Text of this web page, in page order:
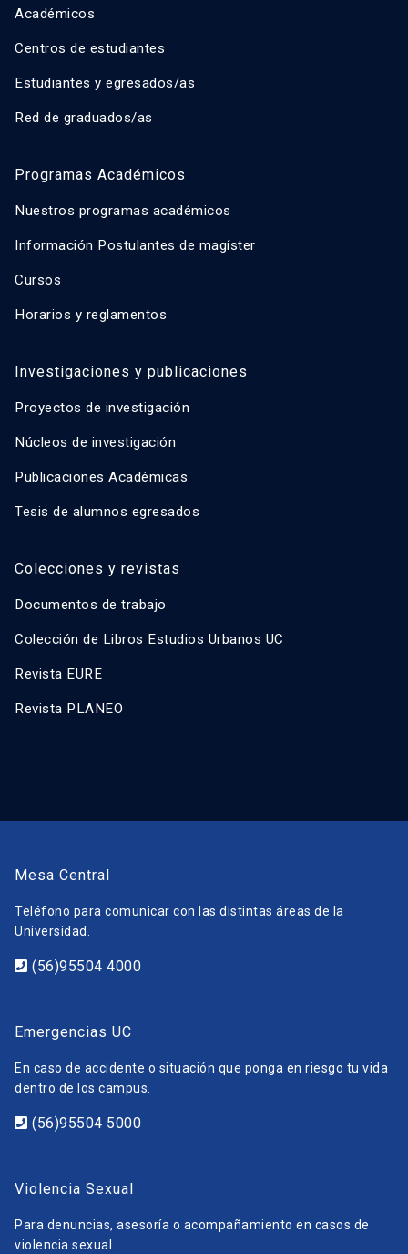
Académicos
Centros de estudiantes
Estudiantes y egresados/as
Red de graduados/as
Programas Académicos
Nuestros programas académicos
Información Postulantes de magíster
Cursos
Horarios y reglamentos
Investigaciones y publicaciones
Proyectos de investigación
Núcleos de investigación
Publicaciones Académicas
Tesis de alumnos egresados
Colecciones y revistas
Documentos de trabajo
Colección de Libros Estudios Urbanos UC
Revista EURE
Revista PLANEO
Mesa Central
Teléfono para comunicar con las distintas áreas de la
Universidad.
(56)95504 4000
Emergencias UC
En caso de accidente o situación que ponga en riesgo tu vida
dentro de los campus.
(56)95504 5000
Violencia Sexual
Para denuncias, asesoría o acompañamiento en casos de
violencia sexual.